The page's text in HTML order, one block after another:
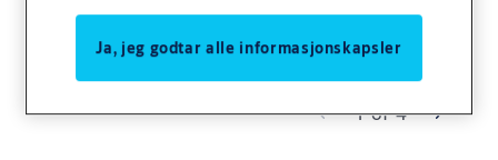
1 of 4
Ja, jeg godtar alle informasjonskapsler